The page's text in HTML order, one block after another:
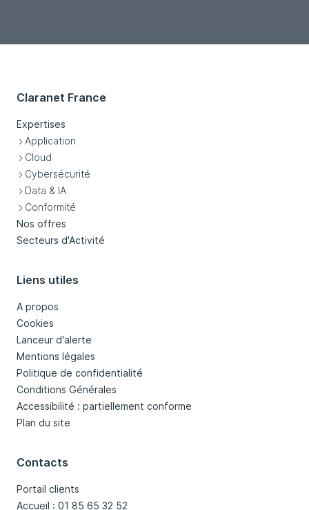
Claranet France
Expertises
Application
Cloud
Cybersécurité
Data & IA
Conformité
Nos offres
Secteurs d'Activité
Liens utiles
A propos
Cookies
Lanceur d'alerte
Mentions légales
Politique de confidentialité
Conditions Générales
Accessibilité : partiellement conforme
Plan du site
Contacts
Portail clients
Accueil : 01 85 65 32 52